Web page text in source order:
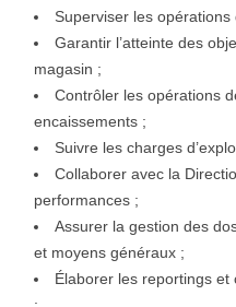
Superviser les opérations
Garantir l’atteinte des
magasin ;
Contrôler les opérations
encaissements ;
Suivre les charges
Collaborer avec la
performances ;
Assurer la gestion des
et moyens généraux ;
Élaborer les reportings et